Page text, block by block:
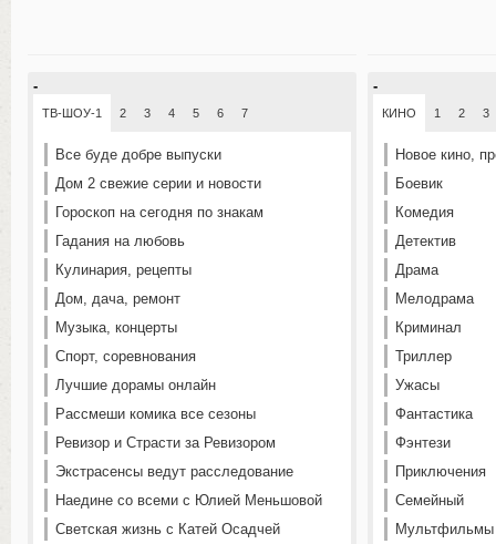
-
ТВ-ШОУ-1 2 3 4 5 6 7
Все буде добре выпуски
Дом 2 свежие серии и новости
Гороскоп на сегодня по знакам
Гадания на любовь
Кулинария, рецепты
Дом, дача, ремонт
Музыка, концерты
Спорт, соревнования
Лучшие дорамы онлайн
Рассмеши комика все сезоны
Ревизор и Страсти за Ревизором
Экстрасенсы ведут расследование
Наедине со всеми с Юлией Меньшовой
Светская жизнь с Катей Осадчей
-
КИНО 1 2 3
Новое кино,
Боевик
Комедия
Детектив
Драма
Мелодрама
Криминал
Триллер
Ужасы
Фантастика
Фэнтези
Приключения
Семейный
Мультфильмы